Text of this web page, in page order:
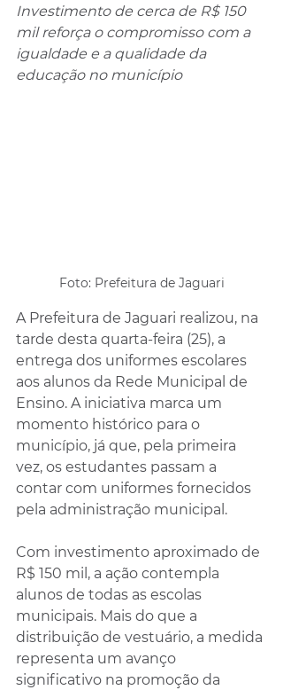
Investimento de cerca de R$ 150
mil reforça o compromisso com a
igualdade e a qualidade da
educação no município
Foto: Prefeitura de Jaguari
A Prefeitura de Jaguari realizou, na
tarde desta quarta-feira (25), a
entrega dos uniformes escolares
aos alunos da Rede Municipal de
Ensino. A iniciativa marca um
momento histórico para o
município, já que, pela primeira
vez, os estudantes passam a
contar com uniformes fornecidos
pela administração municipal.
Com investimento aproximado de
R$ 150 mil, a ação contempla
alunos de todas as escolas
municipais. Mais do que a
distribuição de vestuário, a medida
representa um avanço
significativo na promoção da